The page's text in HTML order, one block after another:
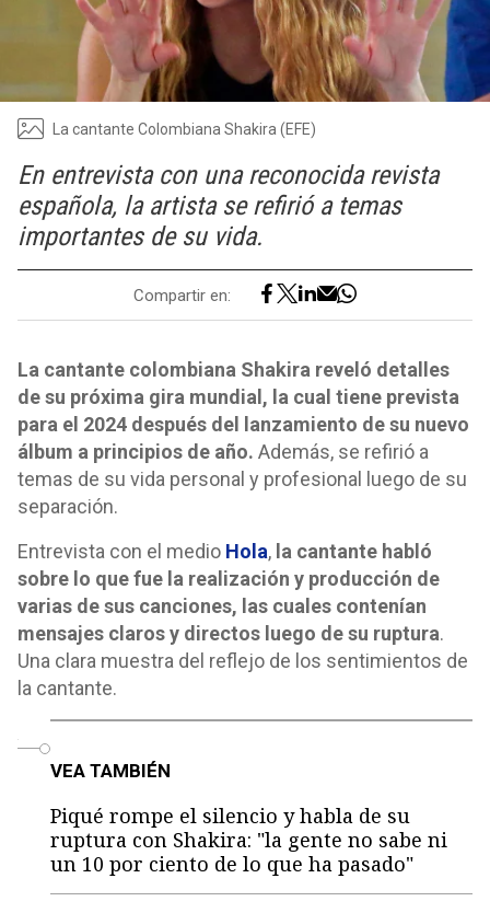
La cantante Colombiana Shakira (EFE)
En entrevista con una reconocida revista
española, la artista se refirió a temas
importantes de su vida.
Compartir en:
La cantante colombiana Shakira reveló detalles
de su próxima gira mundial, la cual tiene prevista
para el 2024 después del lanzamiento de su nuevo
álbum a principios de año. Además, se refirió a
temas de su vida personal y profesional luego de su
separación.
Entrevista con el medio Hola, la cantante habló
sobre lo que fue la realización y producción de
varias de sus canciones, las cuales contenían
mensajes claros y directos luego de su ruptura.
Una clara muestra del reflejo de los sentimientos de
la cantante.
VEA TAMBIÉN
Piqué rompe el silencio y habla de su
ruptura con Shakira: "la gente no sabe ni
un 10 por ciento de lo que ha pasado"